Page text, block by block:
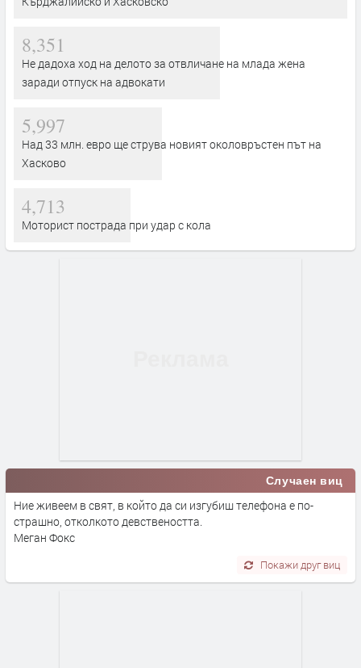
8,351
Не дадоха ход на делото за отвличане на млада жена
заради отпуск на адвокати
5,997
Над 33 млн. евро ще струва новият околовръстен път на
Хасково
4,713
Моторист пострада при удар с кола
Случаен виц
Ние живеем в свят, в който да си изгубиш телефона е по-
страшно, отколкото девствеността.
Меган Фокс
Покажи друг виц